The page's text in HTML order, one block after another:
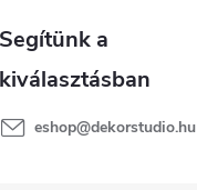
eshop@dekorstudio.hu